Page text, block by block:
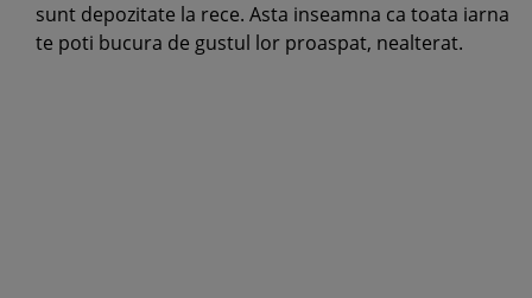
sunt depozitate la rece. Asta inseamna ca toata iarna
te poti bucura de gustul lor proaspat, nealterat.